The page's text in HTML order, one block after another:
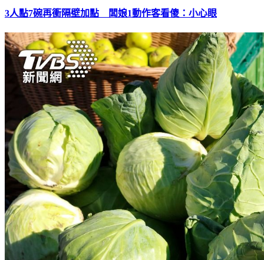
3人點7碗再衝隔壁加點 闆娘1動作客看傻：小心眼